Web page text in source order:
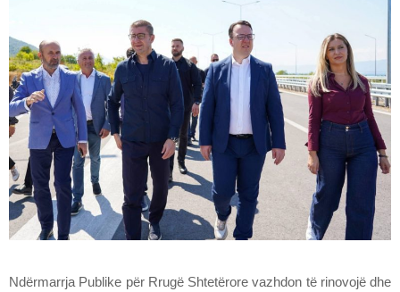
Ndërmarrja Publike për Rrugë Shtetërore vazhdon të rinovojë dhe